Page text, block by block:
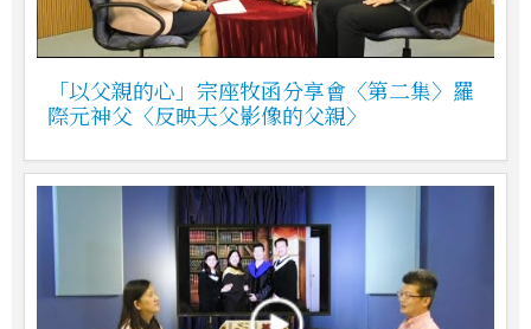
「以父親的心」宗座牧函分享會〈第二集〉羅
際元神父〈反映天父影像的父親〉